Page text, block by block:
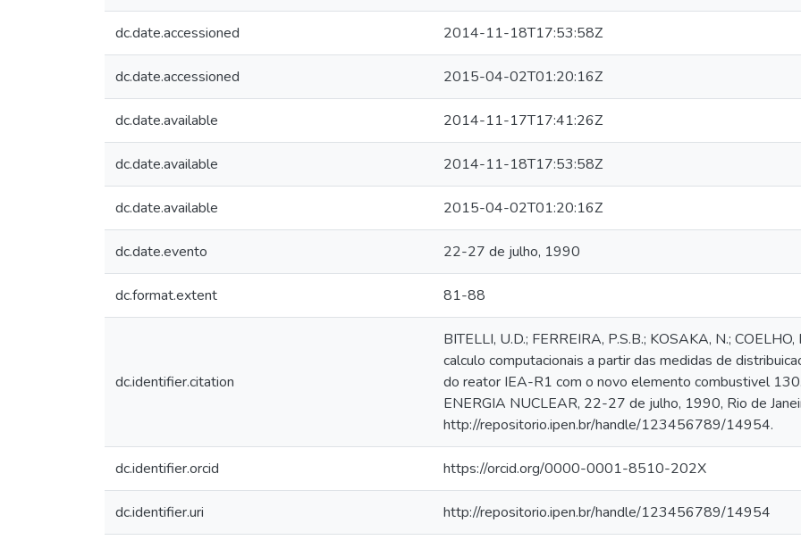
dc.date.accessioned 2014-11-18T17:53:58Z
dc.date.accessioned 2015-04-02T01:20:16Z
dc.date.available 2014-11-17T17:41:26Z
dc.date.available 2014-11-18T17:53:58Z
dc.date.available 2015-04-02T01:20:16Z
dc.date.evento 22-27 de julho, 1990
dc.format.extent 81-88
dc.identifier.citation
BITELLI, U.D.; FERREIRA, P.S.B.; KOSAKA, N.;
calculo computacionais a partir das medidas de
do reator IEA-R1 com o novo elemento combustivel
ENERGIA NUCLEAR, 22-27 de julho, 1990, Rio de
http://repositorio.ipen.br/handle/123456789/14954.
dc.identifier.orcid https://orcid.org/0000-0001-8510-202X
dc.identifier.uri http://repositorio.ipen.br/handle/123456789/14954